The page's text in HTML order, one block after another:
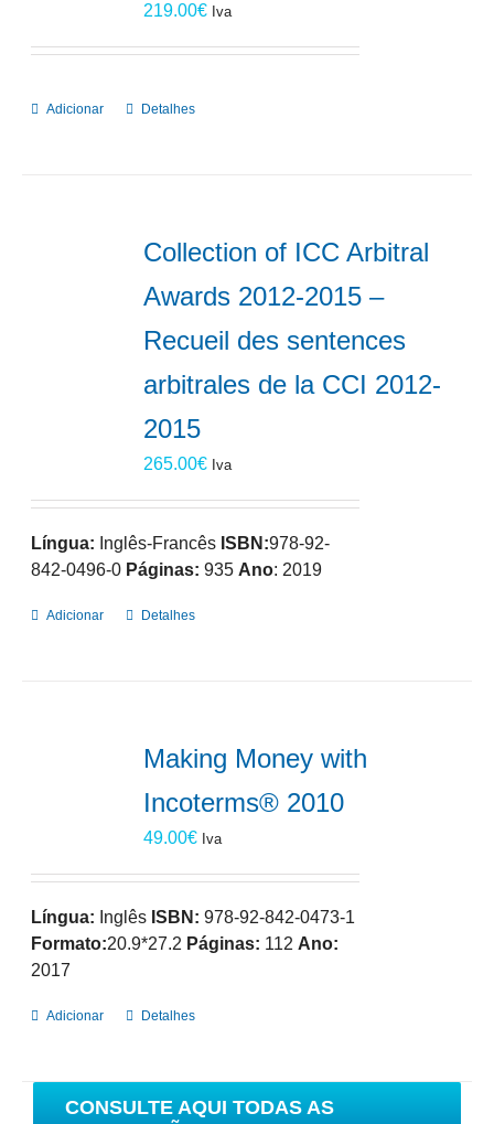
219.00€ Iva
Adicionar Detalhes
Collection of ICC Arbitral
Awards 2012-2015 –
Recueil des sentences
arbitrales de la CCI 2012-
2015
265.00€ Iva
Língua: Inglês-Francês ISBN:978-92-
842-0496-0 Páginas: 935 Ano: 2019
Adicionar Detalhes
Making Money with
Incoterms® 2010
49.00€ Iva
Língua: Inglês ISBN: 978-92-842-0473-1
Formato:20.9*27.2 Páginas: 112 Ano:
2017
Adicionar Detalhes
CONSULTE AQUI TODAS AS